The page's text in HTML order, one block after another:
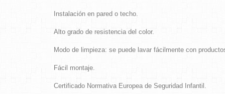
Instalación en pared o techo.
Alto grado de resistencia del color.
Modo de limpieza: se puede lavar fácilmente con
Fácil montaje.
Certificado Normativa Europea de Seguridad Infantil.